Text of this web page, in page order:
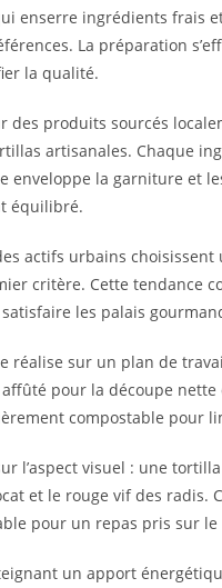
enserre ingrédients frais
La préparation
la qualité.
des produits sourcés
artisanales. Chaque
enveloppe la garniture et
équilibré.
actifs urbains
critère. Cette tendance
les palais
réalise sur un plan de
pour la découpe
compostable pour
l’aspect visuel : une
et le rouge vif des
pour un repas pris sur le
un apport